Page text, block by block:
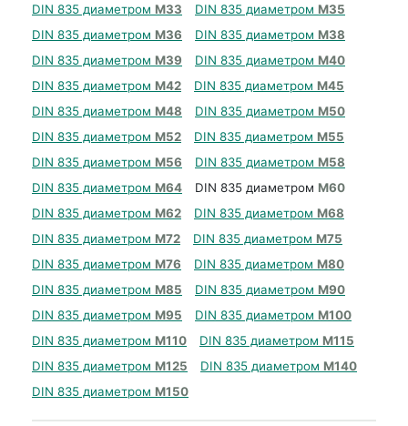
DIN 835 диаметром М33 DIN 835 диаметром М35
DIN 835 диаметром М36 DIN 835 диаметром М38
DIN 835 диаметром М39 DIN 835 диаметром М40
DIN 835 диаметром М42 DIN 835 диаметром М45
DIN 835 диаметром М48 DIN 835 диаметром М50
DIN 835 диаметром М52 DIN 835 диаметром М55
DIN 835 диаметром М56 DIN 835 диаметром М58
DIN 835 диаметром М64 DIN 835 диаметром М60
DIN 835 диаметром М62 DIN 835 диаметром М68
DIN 835 диаметром М72 DIN 835 диаметром М75
DIN 835 диаметром М76 DIN 835 диаметром М80
DIN 835 диаметром М85 DIN 835 диаметром М90
DIN 835 диаметром М95 DIN 835 диаметром М100
DIN 835 диаметром М110 DIN 835 диаметром М115
DIN 835 диаметром М125 DIN 835 диаметром М140
DIN 835 диаметром М150